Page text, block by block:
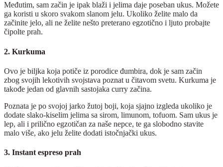
Međutim, sam začin je ipak blaži i jelima daje poseban ukus. Možete
ga koristi u skoro svakom slanom jelu. Ukoliko želite malo da
začinite jelo, ali ne želite nešto preterano egzotično i ljuto probajte
čipolte prah.
2. Kurkuma
Ovo je biljka koja potiče iz porodice đumbira, dok je sam začin
zbog svojih lekotivih svojstava poznat u čitavom svetu. Kurkuma je
takođe jedan od glavnih sastojaka curry začina.
Poznata je po svojoj jarko žutoj boji, koja sjajno izgleda ukoliko je
dodate slako-kiselim jelima sa sirom, limunom, tofuom. Sam ukus je
lep, ali i prilično egzotičan za naše nepce, te ga slobodno stavite
malo više, ako jelu želite dodati istočnjački ukus.
3. Instant espreso prah